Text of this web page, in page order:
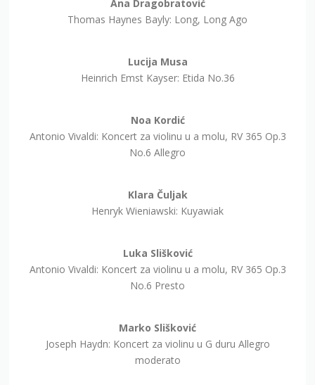
Ana Dragobratović
Thomas Haynes Bayly: Long, Long Ago
Lucija Musa
Heinrich Emst Kayser: Etida No.36
Noa Kordić
Antonio Vivaldi: Koncert za violinu u a molu, RV 365 Op.3
No.6 Allegro
Klara Čuljak
Henryk Wieniawski: Kuyawiak
Luka Slišković
Antonio Vivaldi: Koncert za violinu u a molu, RV 365 Op.3
No.6 Presto
Marko Slišković
Joseph Haydn: Koncert za violinu u G duru Allegro
moderato